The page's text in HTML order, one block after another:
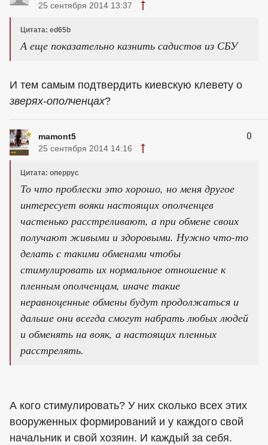
25 сентября 2014 13:37
Цитата: ed65b
А еще показательно казнить садистов из СБУ
И тем самым подтвердить киевскую клевету о
зверях-ополченцах?
mamont5 0
25 сентября 2014 14:16
Цитата: оперрус
То что проблески это хорошо, но меня другое
интересует вояки настоящих ополченцев
частенько расстреливают, а при обмене своих
получают живыми и здоровыми. Нужно что-то
делать с такими обменами чтобы
стимулировать их нормальное отношение к
пленным ополченцам, иначе такие
неравноценные обмены будут продолжаться и
дальше они всегда смогут набрать любых людей
и обменять на вояк, а настоящих пленных
расстрелять.
А кого стимулировать? У них сколько всех этих
вооруженных формирований и у каждого свой
начальник и свой хозяин. И каждый за себя.